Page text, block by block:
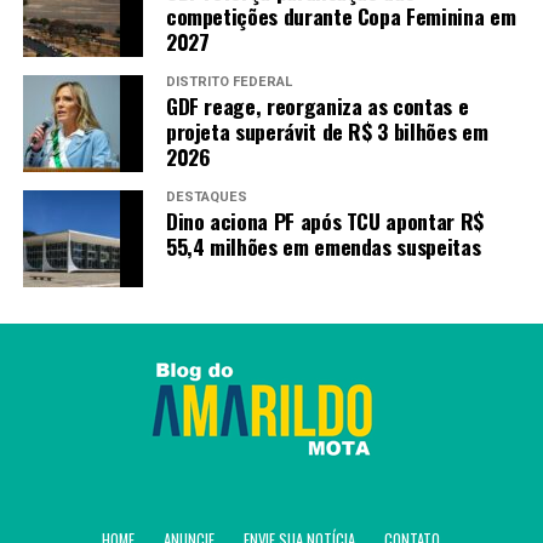
A expectativa é que, em 2026, cerca de 22,2 milhões de
trabalhadores recebam o abono salarial.
Fonte:Agência Brasil
TAGS
PRÓXIMO
FGC antecipa até R$ 1 mil em garantias a clientes do
Will Bank
faculdades à internet
competições durante Copa Feminina em
2027
DISTRITO FEDERAL
GDF reage, reorganiza as contas e
projeta superávit de R$ 3 bilhões em
2026
DESTAQUES
Dino aciona PF após TCU apontar R$
55,4 milhões em emendas suspeitas